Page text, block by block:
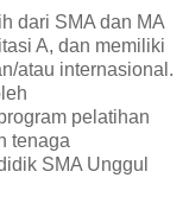
dari SMA dan MA
A, dan memiliki
atau internasional.
pelatihan
tenaga
SMA Unggul